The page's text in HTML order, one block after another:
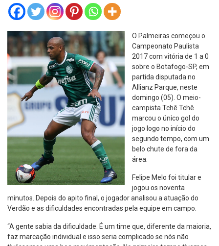
O Palmeiras começou o
Campeonato Paulista
2017 com vitória de 1 a 0
sobre o Botafogo-SP, em
partida disputada no
Allianz Parque, neste
domingo (05). O meio-
campista Tchê Tchê
marcou o único gol do
jogo logo no início do
segundo tempo, com um
belo chute de fora da
área.
Felipe Melo foi titular e
jogou os noventa
minutos. Depois do apito final, o jogador analisou a atuação do
Verdão e as dificuldades encontradas pela equipe em campo.
“A gente sabia da dificuldade. É um time que, diferente da maioria,
faz marcação individual e isso seria complicado se nós não